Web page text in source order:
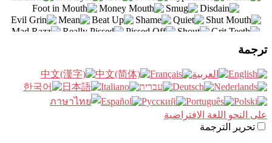
ترجمة
على النحو اللغة الافتراضية
تحرير الترجمة